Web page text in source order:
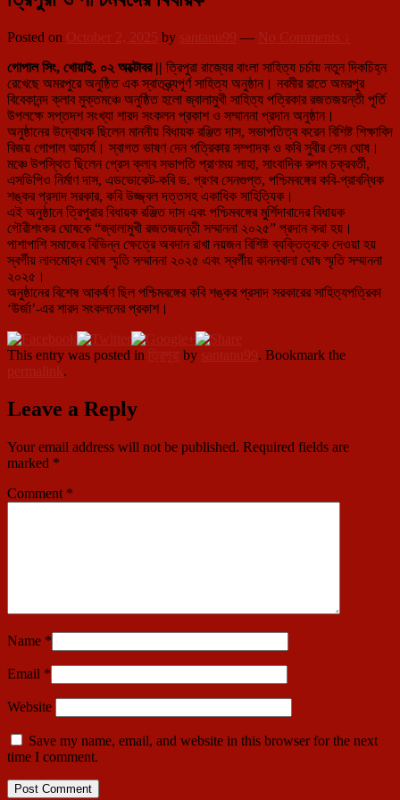
Posted on October 2, 2025 by santanu99 — No Comments ↓
গোপাল সিং, খোয়াই, ০২ অক্টোবর || ত্রিপুরা রাজ্যের বাংলা সাহিত্য চর্চায় নতুন দিকচিহ্ন
রেখেছে অমরপুরে অনুষ্ঠিত এক স্বাতন্ত্র্যপূর্ণ সাহিত্য অনুষ্ঠান। নবমীর রাতে অমরপুর
বিবেকানন্দ ক্লাব মুক্তমঞ্চে অনুষ্ঠিত হলো জ্বালামুখী সাহিত্য পত্রিকার রজতজয়ন্তী পূর্তি
উপলক্ষে সপ্তদশ সংখ্যা শারদ সংকলন প্রকাশ ও সম্মাননা প্রদান অনুষ্ঠান।
অনুষ্ঠানের উদ্বোধক ছিলেন মাননীয় বিধায়ক রঞ্জিত দাস, সভাপতিত্ব করেন বিশিষ্ট শিক্ষাবিদ
বিজয় গোপাল আচার্য। স্বাগত ভাষণ দেন পত্রিকার সম্পাদক ও কবি সুবীর সেন ঘোষ।
মঞ্চে উপস্থিত ছিলেন প্রেস ক্লাব সভাপতি প্রাণময় সাহা, সাংবাদিক রুপম চক্রবর্তী,
এসডিপিও নির্মাণ দাস, এডভোকেট-কবি ড. প্রণব সেনগুপ্ত, পশ্চিমবঙ্গের কবি-প্রাবন্ধিক
শঙ্কর প্রসাদ সরকার, কবি উজ্জ্বল দত্তসহ একাধিক সাহিত্যিক।
এই অনুষ্ঠানে ত্রিপুরার বিধায়ক রঞ্জিত দাস এবং পশ্চিমবঙ্গের মুর্শিদাবাদের বিধায়ক
গৌরীশংকর ঘোষকে “জ্বালামুখী রজতজয়ন্তী সম্মাননা ২০২৫” প্রদান করা হয়।
পাশাপাশি সমাজের বিভিন্ন ক্ষেত্রে অবদান রাখা নয়জন বিশিষ্ট ব্যক্তিত্বকে দেওয়া হয়
স্বর্গীয় লালমোহন ঘোষ স্মৃতি সম্মাননা ২০২৫ এবং স্বর্গীয় কাননবালা ঘোষ স্মৃতি সম্মাননা
২০২৫।
অনুষ্ঠানের বিশেষ আকর্ষণ ছিল পশ্চিমবঙ্গের কবি শঙ্কর প্রসাদ সরকারের সাহিত্যপত্রিকা
‘উর্জা’-এর শারদ সংকলনের প্রকাশ।
This entry was posted in ত্রিপুরা by santanu99. Bookmark the
permalink.
Leave a Reply
Your email address will not be published. Required fields are
marked *
Comment *
Name *
Email *
Website
Save my name, email, and website in this browser for the next
time I comment.